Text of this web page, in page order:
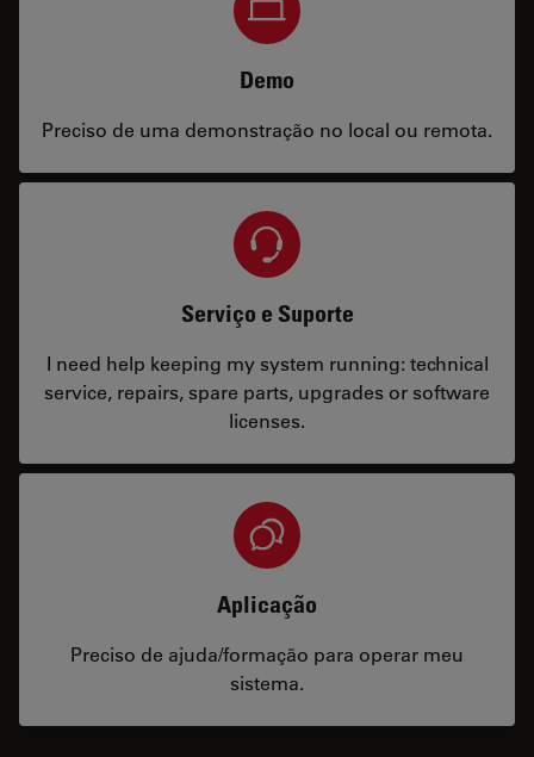
Demo
Preciso de uma demonstração no local ou remota.
Serviço e Suporte
I need help keeping my system running: technical
service, repairs, spare parts, upgrades or software
licenses.
Aplicação
Preciso de ajuda/formação para operar meu
sistema.